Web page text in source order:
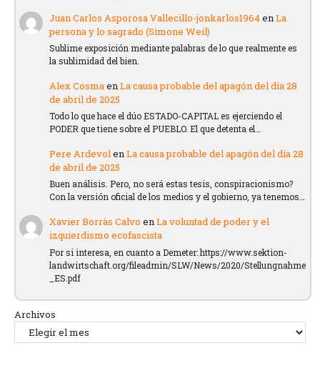
Juan Carlos Asporosa Vallecillo-jonkarlos1964enLa
persona y lo sagrado (Simone Weil)
Sublime exposición mediante palabras de lo que realmente es
la sublimidad del bien.
Alex CosmaenLa causa probable del apagón del día 28
de abril de 2025
Todo lo que hace el dúo ESTADO-CAPITAL es ejerciendo el
PODER que tiene sobre el PUEBLO. El que detenta el…
Pere ArdevolenLa causa probable del apagón del día 28
de abril de 2025
Buen análisis. Pero, no será estas tesis, conspiracionismo?
Con la versión oficial de los medios y el gobierno, ya tenemos…
Xavier Borràs Calvo enLa voluntad de poder y el
izquierdismo ecofascista
Por si interesa, en cuanto a Demeter: https://www.sektion-
landwirtschaft.org/fileadmin/SLW/News/2020/Stellungnahme
_ES.pdf
Archivos